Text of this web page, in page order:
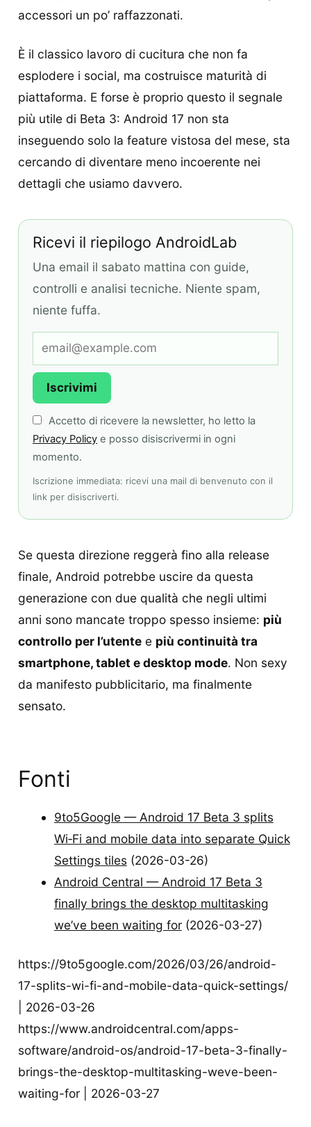
accessori un po’ raffazzonati.
È il classico lavoro di cucitura che non fa
esplodere i social, ma costruisce maturità di
piattaforma. E forse è proprio questo il segnale
più utile di Beta 3: Android 17 non sta
inseguendo solo la feature vistosa del mese, sta
cercando di diventare meno incoerente nei
dettagli che usiamo davvero.
Ricevi il riepilogo AndroidLab
Una email il sabato mattina con guide,
controlli e analisi tecniche. Niente spam,
niente fuffa.
Iscrivimi
Accetto di ricevere la newsletter, ho letto la
Privacy Policy e posso disiscrivermi in ogni
momento.
Iscrizione immediata: ricevi una mail di benvenuto con il
link per disiscriverti.
Se questa direzione reggerà fino alla release
finale, Android potrebbe uscire da questa
generazione con due qualità che negli ultimi
anni sono mancate troppo spesso insieme: più
controllo per l’utente e più continuità tra
smartphone, tablet e desktop mode. Non sexy
da manifesto pubblicitario, ma finalmente
sensato.
Fonti
9to5Google — Android 17 Beta 3 splits
Wi‑Fi and mobile data into separate Quick
Settings tiles (2026-03-26)
Android Central — Android 17 Beta 3
finally brings the desktop multitasking
we’ve been waiting for(2026-03-27)
https://9to5google.com/2026/03/26/android-
17-splits-wi-fi-and-mobile-data-quick-settings/
| 2026-03-26
https://www.androidcentral.com/apps-
software/android-os/android-17-beta-3-finally-
brings-the-desktop-multitasking-weve-been-
waiting-for | 2026-03-27